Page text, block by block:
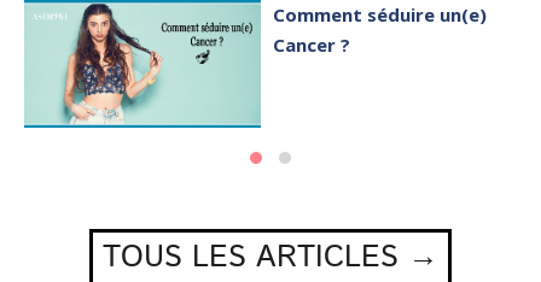
Comment séduire un(e)
Cancer ?
TOUS LES ARTICLES →